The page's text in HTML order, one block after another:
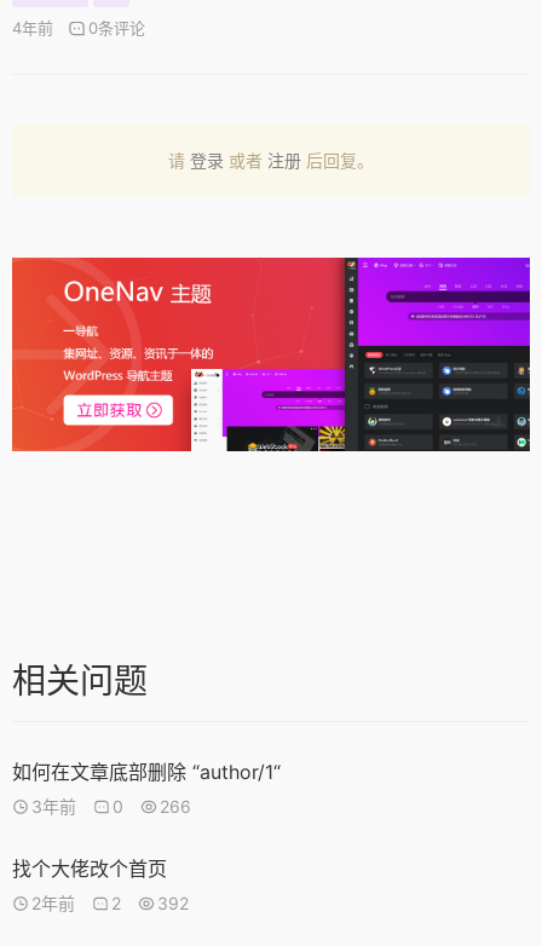
4年前 0条评论
请 登录 或者 注册 后回复。
相关问题
如何在文章底部删除 “author/1“
3年前 0 266
找个大佬改个首页
2年前 2 392